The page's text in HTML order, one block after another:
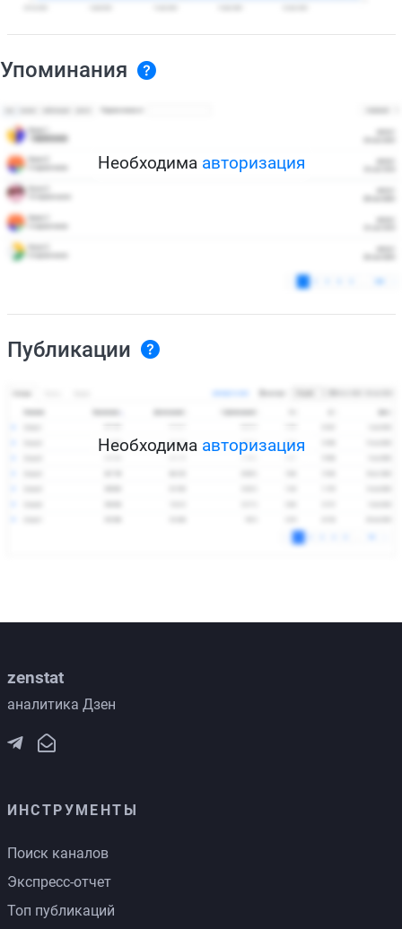
Упоминания
Необходима авторизация
Публикации
Необходима авторизация
zenstat
аналитика Дзен
ИНСТРУМЕНТЫ
Поиск каналов
Экспресс-отчет
Топ публикаций